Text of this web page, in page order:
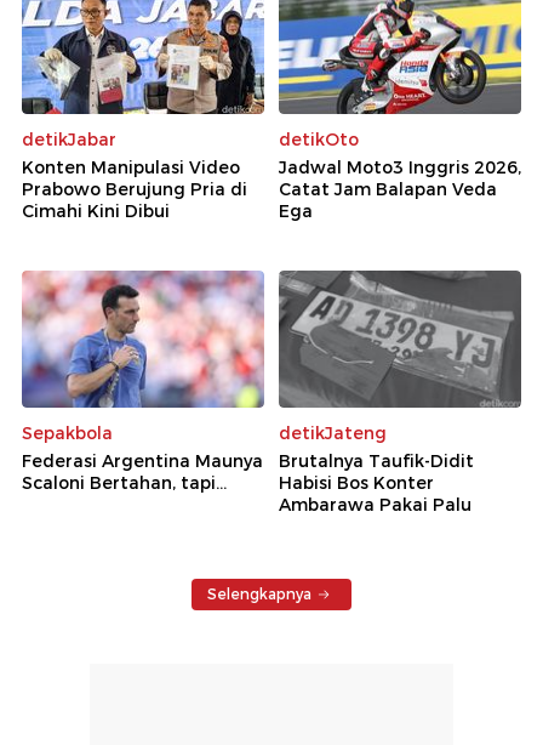
detikJabar
Konten Manipulasi Video
Prabowo Berujung Pria di
Cimahi Kini Dibui
detikOto
Jadwal Moto3 Inggris 2026,
Catat Jam Balapan Veda
Ega
Sepakbola
Federasi Argentina Maunya
Scaloni Bertahan, tapi...
detikJateng
Brutalnya Taufik-Didit
Habisi Bos Konter
Ambarawa Pakai Palu
Selengkapnya